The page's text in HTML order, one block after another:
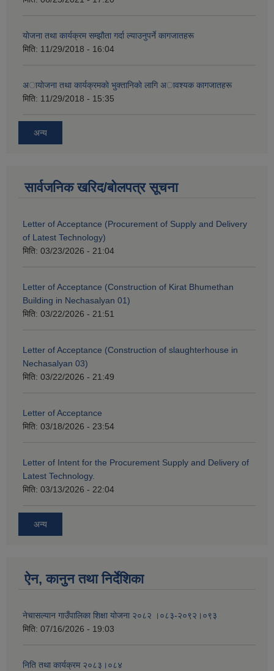
याेजना तथा कार्यक्रम सम्झाैता गर्दा ल्याउनुपर्ने कागजातहरू
मिति: 11/29/2018 - 16:04
अायाेजना तथा कार्यक्रमकाे भुक्तानिकाे लागि अावश्यक कागजातहरू
मिति: 11/29/2018 - 15:35
अन्य
सार्वजनिक खरिद/बोलपत्र सूचना
Letter of Acceptance (Procurement of Supply and Delivery
of Latest Technology)
मिति: 03/23/2026 - 21:04
Letter of Acceptance (Construction of Kirat Bhumethan
Building in Nechasalyan 01)
मिति: 03/22/2026 - 21:51
Letter of Acceptance (Construction of slaughterhouse in
Nechasalyan 03)
मिति: 03/22/2026 - 21:49
Letter of Acceptance
मिति: 03/18/2026 - 23:54
Letter of Intent for the Procurement Supply and Delivery of
Latest Technology.
मिति: 03/13/2026 - 22:04
अन्य
ऐन, कानुन तथा निर्देशिका
नेचासल्यान गाउँपालिका शिक्षा योजना २०८२ ।०८३-२०९२।०९३
मिति: 07/16/2026 - 19:03
निति तथा कार्यक्रम २०८३।०८४